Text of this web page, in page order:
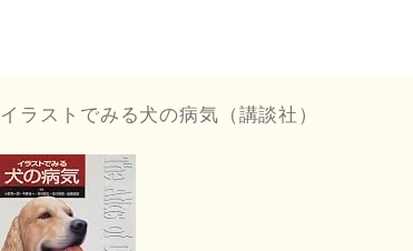
イラストでみる犬の病気（講談社）